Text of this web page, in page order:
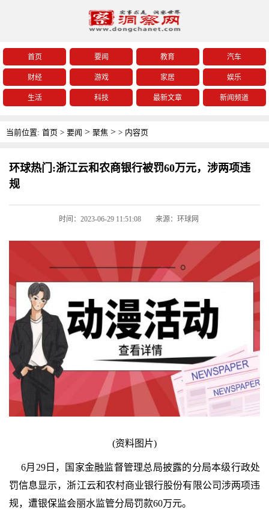
首页 要闻 教育 汽车
财经 游戏 家居 娱乐
生活 科技 最新文章 新闻频道
当前位置: 首页 > 要闻 > 聚焦 > > 内容页
环球热门:浙江云和农商银行被罚60万元，涉两项违
规
时间：2023-06-29 11:51:08 来源：环球网
(资料图片)
6月29日，国家金融监督管理总局披露的分局本级行政处
罚信息显示，浙江云和农村商业银行股份有限公司涉两项违
规，遭银保监会丽水监管分局罚款60万元。